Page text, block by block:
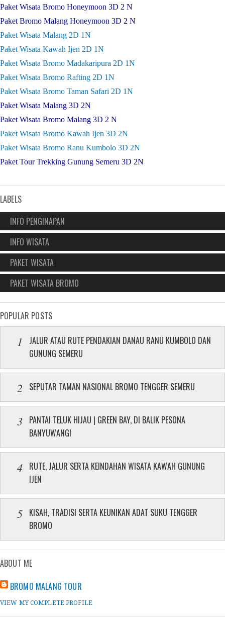
Paket Wisata Bromo Honeymoon 3D 2 N
Paket Bromo Malang Honeymoon 3D 2 N
Paket Wisata Malang 2D 1N
Paket Wisata Kawah Ijen 2D 1N
Paket Wisata Bromo Madakaripura 2D 1N
Paket Wisata Bromo Rafting 2D 1N
Paket Wisata Bromo Taman Safari 2D 1N
Paket Wisata Malang 3D 2N
Paket Wisata Bromo Malang 3D 2 N
Paket Wisata Bromo Kawah Ijen 3D 2N
Paket Wisata Bromo Ranu Kumbolo 3D 2N
Paket Tour Trekking Gunung Semeru 3D 2N
LABELS
INFO PENGINAPAN
INFO WISATA
PAKET WISATA
PAKET WISATA BROMO
POPULAR POSTS
JALUR ATAU RUTE PENDAKIAN DANAU RANU KUMBOLO DAN
GUNUNG SEMERU
SEPUTAR TAMAN NASIONAL BROMO TENGGER SEMERU
PANTAI TELUK HIJAU | GREEN BAY, DI BALIK PESONA
BANYUWANGI
RUTE, JALUR SERTA KEINDAHAN WISATA KAWAH GUNUNG
IJEN
KISAH, TRADISI SERTA KEUNIKAN ADAT SUKU TENGGER
BROMO
ABOUT ME
BROMO MALANG TOUR
VIEW MY COMPLETE PROFILE